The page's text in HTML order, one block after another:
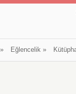
Eğlencelik»